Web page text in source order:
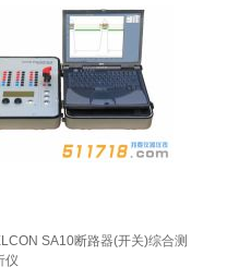
SA10断路器(开关)综合测
仪